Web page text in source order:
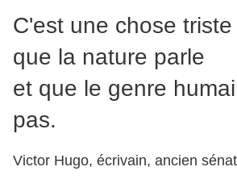
C'est une chose
que la nature parle
et que le genre
pas.
Victor Hugo, écrivain, ancien